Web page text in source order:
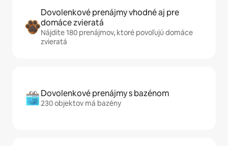
Dovolenkové prenájmy vhodné aj pre
domáce zvieratá
Nájdite 180 prenájmov, ktoré povoľujú domáce
zvieratá
Dovolenkové prenájmy s bazénom
230 objektov má bazény